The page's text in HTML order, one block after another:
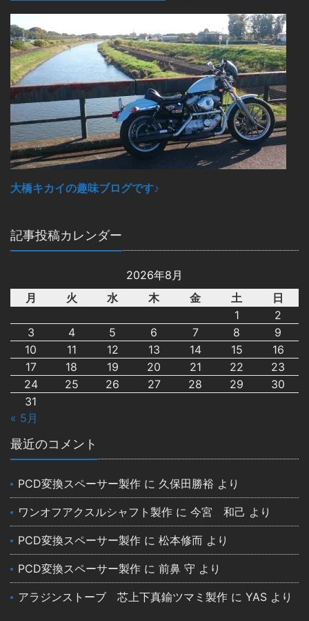
大橋キカイの趣味ブログです♪
記事投稿カレンダー
2026年8月
月
火 水 木 金 土
日
1
2
3
4 5 6 7 8
9
10
11 12 13 14 15
16
17
18 19 20 21 22
23
24
25 26 27 28 29
30
31
« 5月
最近のコメント
PCD変換スペーサー製作 に 久保田勝裕 より
ワンオフアクスルシャフト製作 に今宮 和己 より
PCD変換スペーサー製作 に松本修而 より
PCD変換スペーサー製作 に前鼻 守 より
アラジンストーブ 芯上下真鍮ツマミ製作 にYAS より